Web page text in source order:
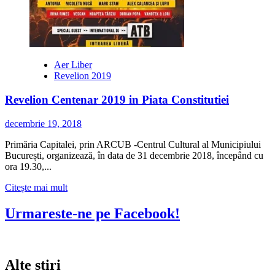
Aer Liber
Revelion 2019
Revelion Centenar 2019 in Piata Constitutiei
decembrie 19, 2018
Primăria Capitalei, prin ARCUB -Centrul Cultural al Municipiului
București, organizează, în data de 31 decembrie 2018, începând cu
ora 19.30,...
Citește mai multCitește
despre
Urmareste-ne pe Facebook!
Alte stiri